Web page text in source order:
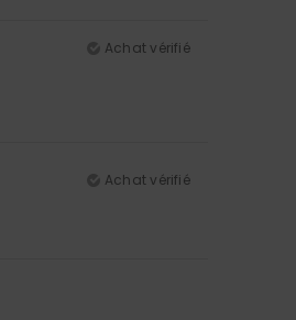
Achat vérifié
Achat vérifié